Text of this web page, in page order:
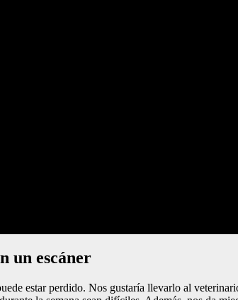
un escáner
estar perdido. Nos gustaría llevarlo al